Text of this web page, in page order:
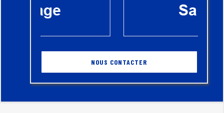
NOUS CONTACTER